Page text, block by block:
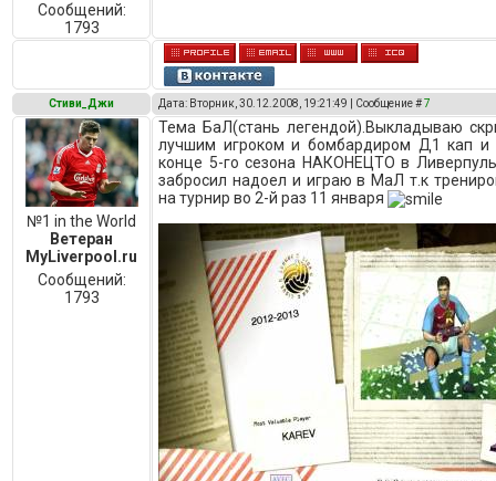
Сообщений:
1793
Стиви_Джи Дата: Вторник, 30.12.2008, 19:21:49 | Сообщение #7
№1 in the World
Ветеран
MyLiverpool.ru
Сообщений:
1793
Тема БаЛ(стань легендой).Выкладываю
лучшим игроком и бомбардиром Д1 кап и
конце 5-го сезона НАКОНЕЦТО в
забросил надоел и играю в МаЛ т.к
на турнир во 2-й раз 11 января